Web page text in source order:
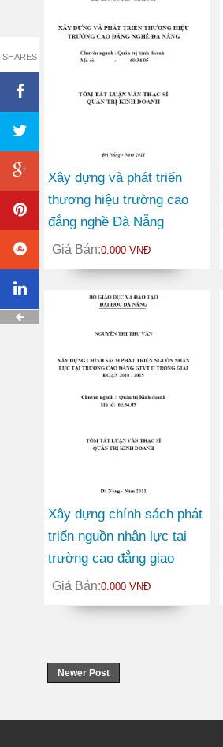
SHARES
Xây dựng và phát triển
thương hiệu trường cao
đẳng nghề Đà Nẵng
Giá Bán:0.000 VNĐ
Xây dựng chính sách phát
triển nguồn nhân lực tại
trường cao đẳng giao
thông vận tải II trong giai
đoạn 2010-2015
Giá Bán:0.000 VNĐ
Newer Post